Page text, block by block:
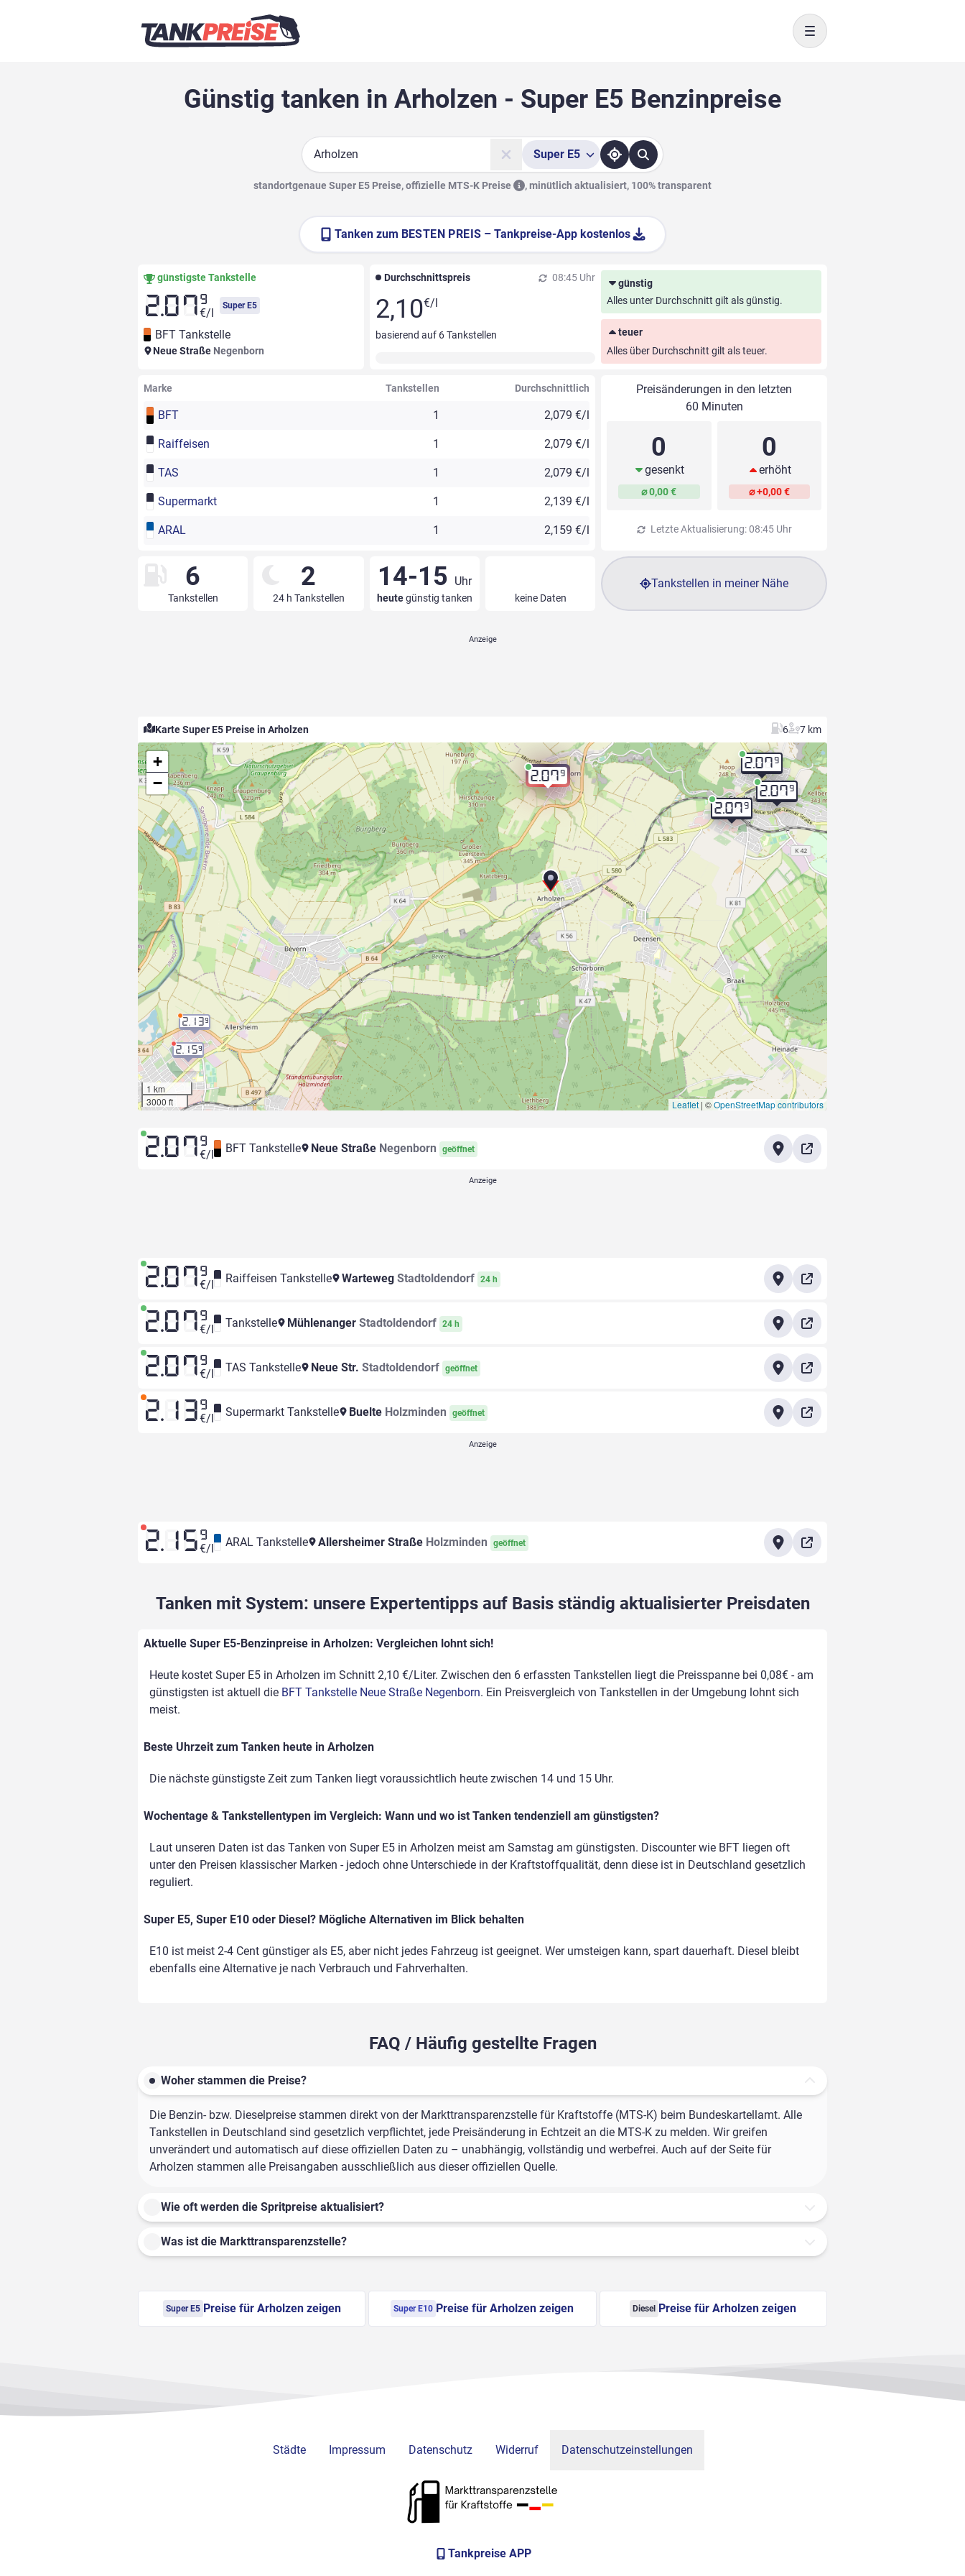
Toggle navigation
Günstig tanken in Arholzen - Super E5 Benzinpreise
Suche
Super E5
standortgenaue Super E5 Preise, offizielle MTS-K Preise ,minütlich aktualisiert, 100% transparent
Tanken zum BESTEN PREIS – Tankpreise-App kostenlos
günstigste Tankstelle
2.07 9
€/l
Super E5
BFT Tankstelle
Neue Straße Negenborn
Durchschnittspreis 08:45 Uhr
2,10€/l
basierend auf 6Tankstellen
günstig
Alles unter Durchschnitt gilt als günstig.
teuer
Alles über Durchschnitt gilt als teuer.
Marke Tankstellen Durchschnittlich
BFT 1 2,079 €/l
Raiffeisen 1 2,079 €/l
TAS 1 2,079 €/l
Supermarkt 1 2,139 €/l
ARAL 1 2,159 €/l
Preisänderungen in den letzten
60 Minuten
0
gesenkt
⌀ 0,00 €
0
erhöht
⌀ +0,00 €
Letzte Aktualisierung: 08:45 Uhr
6
Tankstellen
2
24 h Tankstellen
14-15 Uhr
heutegünstig tanken keine Daten
Tankstellen in meiner Nähe
Karte Super E5 Preise in Arholzen 6 7 km
2.079
2.079
2.079
2.079
2.159
2.139
+
−
1 km
3000 ft
Leaflet | ©OpenStreetMap contributors
2.07 9
€/l BFT Tankstelle Neue Straße Negenborn geöffnet
2.07 9
€/l Raiffeisen Tankstelle Warteweg Stadtoldendorf 24 h
2.07 9
€/l Tankstelle Mühlenanger Stadtoldendorf 24 h
2.07 9
€/l TAS Tankstelle Neue Str. Stadtoldendorf geöffnet
2.13 9
€/l Supermarkt Tankstelle Buelte Holzminden geöffnet
2.15 9
€/l ARAL Tankstelle Allersheimer Straße Holzminden geöffnet
Tanken mit System: unsere Expertentipps auf Basis ständig aktualisierter Preisdaten
Aktuelle Super E5-Benzinpreise in Arholzen: Vergleichen lohnt sich!
Heute kostet Super E5 in Arholzen im Schnitt 2,10 €/Liter. Zwischen den 6 erfassten Tankstellen liegt die Preisspanne bei 0,08€ - am
günstigsten ist aktuell die BFT Tankstelle Neue Straße Negenborn. Ein Preisvergleich von Tankstellen in der Umgebung lohnt sich
meist.
Beste Uhrzeit zum Tanken heute in Arholzen
Die nächste günstigste Zeit zum Tanken liegt voraussichtlich heute zwischen 14 und 15 Uhr.
Wochentage & Tankstellentypen im Vergleich: Wann und wo ist Tanken tendenziell am günstigsten?
Laut unseren Daten ist das Tanken von Super E5 in Arholzen meist am Samstag am günstigsten. Discounter wie BFT liegen oft
unter den Preisen klassischer Marken - jedoch ohne Unterschiede in der Kraftstoffqualität, denn diese ist in Deutschland gesetzlich
reguliert.
Super E5, Super E10 oder Diesel? Mögliche Alternativen im Blick behalten
E10 ist meist 2-4 Cent günstiger als E5, aber nicht jedes Fahrzeug ist geeignet. Wer umsteigen kann, spart dauerhaft. Diesel bleibt
ebenfalls eine Alternative je nach Verbrauch und Fahrverhalten.
FAQ / Häufig gestellte Fragen
Woher stammen die Preise?
Die Benzin- bzw. Dieselpreise stammen direkt von der Markttransparenzstelle für Kraftstoffe (MTS-K) beim Bundeskartellamt. Alle
Tankstellen in Deutschland sind gesetzlich verpflichtet, jede Preisänderung in Echtzeit an die MTS-K zu melden. Wir greifen
unverändert und automatisch auf diese offiziellen Daten zu – unabhängig, vollständig und werbefrei. Auch auf der Seite für
Arholzen stammen alle Preisangaben ausschließlich aus dieser offiziellen Quelle.
Wie oft werden die Spritpreise aktualisiert?
Was ist die Markttransparenzstelle?
Super E5 Preise für Arholzen zeigen Super E10 Preise für Arholzen zeigen Diesel Preise für Arholzen zeigen
Städte Impressum Datenschutz Widerruf Datenschutzeinstellungen
Tankpreise APP